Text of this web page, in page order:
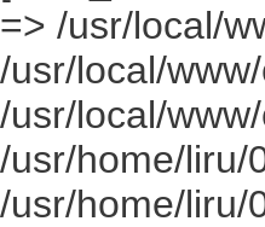
=> /usr/local/
/usr/local/
/usr/local/
/usr/home/liru/
/usr/home/liru/